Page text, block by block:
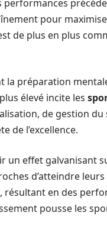
performances
pour
de plus en plus
la préparation
élevé incite les
de gestion
de l’excellence.
un effet galvanisant
d’atteindre leurs
en des
pousse les